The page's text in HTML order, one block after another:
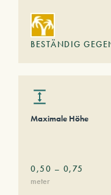
BESTÄNDIG
Maximale Höhe
0,50 – 0,75
meter